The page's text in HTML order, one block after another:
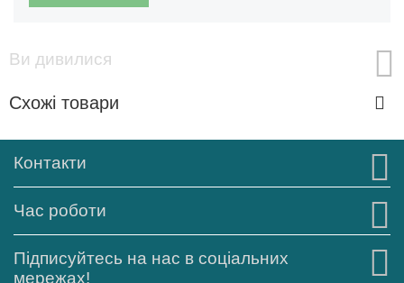
Ви дивилися
Схожі товари
Контакти
Час роботи
Підписуйтесь на нас в соціальних
мережах!